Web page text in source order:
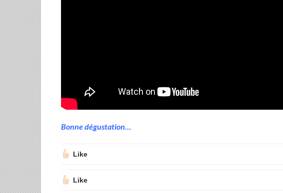
Bonne dégustation…
Like
Like